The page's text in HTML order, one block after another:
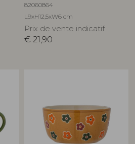
82060864
L9xH12,5xW6 cm
Prix de vente indicatif
€ 21,90